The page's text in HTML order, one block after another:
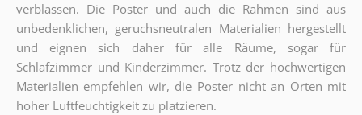
verblassen. Die Poster und auch die Rahmen sind aus
unbedenklichen, geruchsneutralen Materialien hergestellt
und eignen sich daher für alle Räume, sogar für
Schlafzimmer und Kinderzimmer. Trotz der hochwertigen
Materialien empfehlen wir, die Poster nicht an Orten mit
hoher Luftfeuchtigkeit zu platzieren.